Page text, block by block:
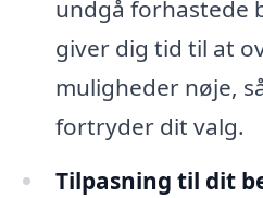
undgå forhastede
giver dig tid til at
muligheder nøje,
fortryder dit valg.
Tilpasning til dit